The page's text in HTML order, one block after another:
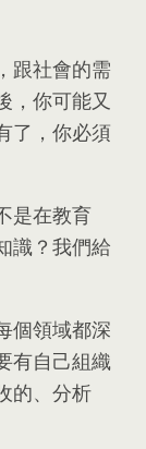
， 跟社會的需
， 你可能又
了 ， 你必須
是在教育
識？我們給
個領域都深
有自己組織
的、 分析